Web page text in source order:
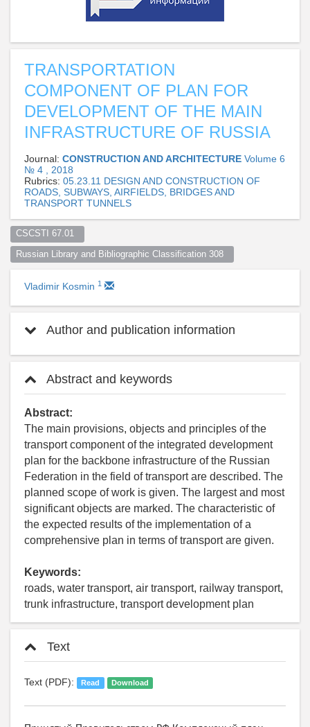
TRANSPORTATION
COMPONENT OF PLAN FOR
DEVELOPMENT OF THE MAIN
INFRASTRUCTURE OF RUSSIA
Journal: CONSTRUCTION AND ARCHITECTURE Volume 6
№ 4 , 2018
Rubrics: 05.23.11 DESIGN AND CONSTRUCTION OF
ROADS, SUBWAYS, AIRFIELDS, BRIDGES AND
TRANSPORT TUNNELS
CSCSTI 67.01
Russian Library and Bibliographic Classification 308
Vladimir Kosmin 1
Author and publication information
Abstract and keywords
Abstract:
The main provisions, objects and principles of the
transport component of the integrated development
plan for the backbone infrastructure of the Russian
Federation in the field of transport are described. The
planned scope of work is given. The largest and most
significant objects are marked. The characteristic of
the expected results of the implementation of a
comprehensive plan in terms of transport are given.
Keywords:
roads, water transport, air transport, railway transport,
trunk infrastructure, transport development plan
Text
Text (PDF): Read Download